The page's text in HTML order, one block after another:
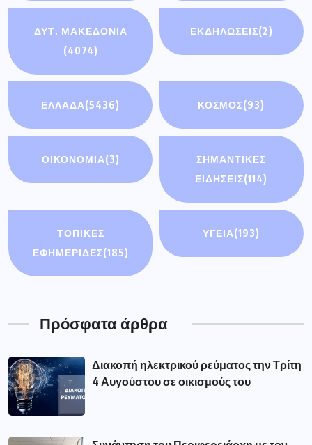
ΔΥΤ. ΜΑΚΕΔΟΝΙΑ
(4074)
ΕΚΔΗΛΩΣΕΙΣ(2)
ΕΛΛΑΔΑ(5436) ΚΟΣΜΟΣ(93)
ΟΙΚΟΝΟΜΊΑ(3)
ΣΗΜΑΝΤΙΚΈΣ
ΕΙΔΉΣΕΙΣ(114)
ΤΟΠΙΚΕΣ
ΕΦΗΜΕΡΙΔΕΣ(185)
ΥΓΕΙΑ(193)
Πρόσφατα άρθρα
Διακοπή ηλεκτρικού ρεύματος την Τρίτη
4 Αυγούστου σε οικισμούς του